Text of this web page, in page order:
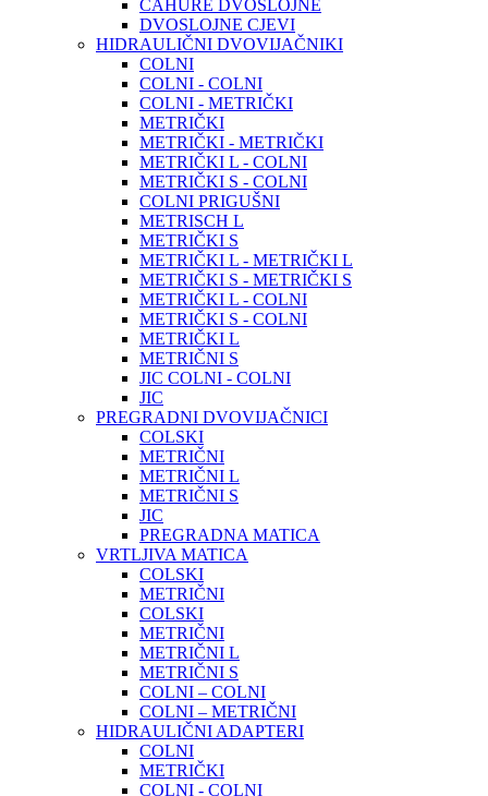
ČAHURE DVOSLOJNE
DVOSLOJNE CJEVI
HIDRAULIČNI DVOVIJAČNIKI
COLNI
COLNI - COLNI
COLNI - METRIČKI
METRIČKI
METRIČKI - METRIČKI
METRIČKI L - COLNI
METRIČKI S - COLNI
COLNI PRIGUŠNI
METRISCH L
METRIČKI S
METRIČKI L - METRIČKI L
METRIČKI S - METRIČKI S
METRIČKI L - COLNI
METRIČKI S - COLNI
METRIČKI L
METRIČNI S
JIC COLNI - COLNI
JIC
PREGRADNI DVOVIJAČNICI
COLSKI
METRIČNI
METRIČNI L
METRIČNI S
JIC
PREGRADNA MATICA
VRTLJIVA MATICA
COLSKI
METRIČNI
COLSKI
METRIČNI
METRIČNI L
METRIČNI S
COLNI – COLNI
COLNI – METRIČNI
HIDRAULIČNI ADAPTERI
COLNI
METRIČKI
COLNI - COLNI